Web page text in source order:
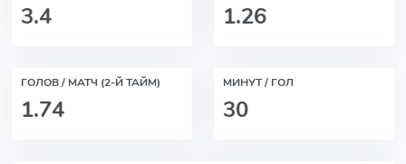
3.4 1.26
ГОЛОВ / МАТЧ (2-Й ТАЙМ)
1.74
МИНУТ / ГОЛ
30